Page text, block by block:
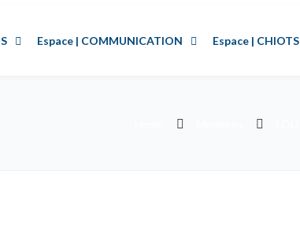
Espace | COMMUNICATION Espace | CHIOTS